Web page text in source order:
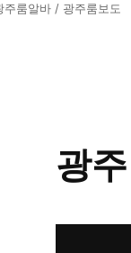
룸알바 / 광주룸보도
광